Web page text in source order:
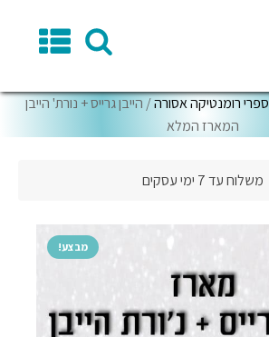
ספרי רומנטיקה אסורה/ הייבן גרייס + נורת' הייבן
המארז המלא
משלוח עד 7 ימי עסקים
מבצע!